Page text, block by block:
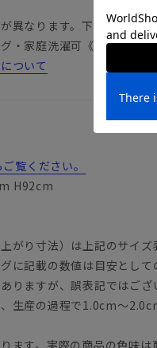
異なります。下記のサイ
・家庭洗濯可《洗濯機可
ついて
覧ください。
H92cm
がり寸法）は上記のサイズ
に記載の数値は目安として
りますが、誤表記ではござ
生産の過程で1.0cm～
ます。実際の商品の色味は